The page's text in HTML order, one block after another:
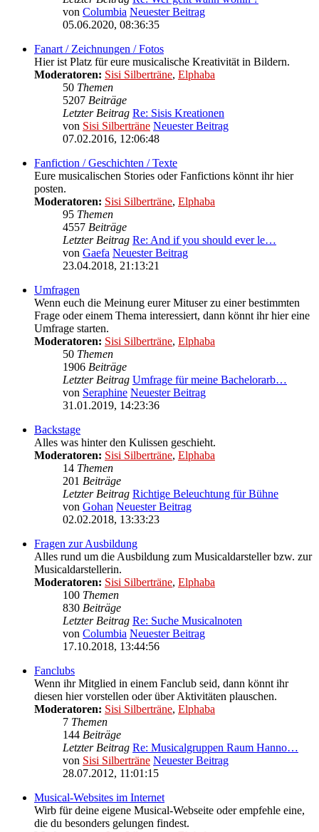
von Columbia Neuester Beitrag
05.06.2020, 08:36:35
Fanart / Zeichnungen / Fotos
Hier ist Platz für eure musicalische Kreativität in Bildern.
Moderatoren: Sisi Silberträne, Elphaba
50 Themen
5207 Beiträge
Letzter Beitrag Re: Sisis Kreationen
von Sisi Silberträne Neuester Beitrag
07.02.2016, 12:06:48
Fanfiction / Geschichten / Texte
Eure musicalischen Stories oder Fanfictions könnt ihr hier
posten.
Moderatoren: Sisi Silberträne, Elphaba
95 Themen
4557 Beiträge
Letzter Beitrag Re: And if you should ever le…
von Gaefa Neuester Beitrag
23.04.2018, 21:13:21
Umfragen
Wenn euch die Meinung eurer Mituser zu einer bestimmten
Frage oder einem Thema interessiert, dann könnt ihr hier eine
Umfrage starten.
Moderatoren: Sisi Silberträne, Elphaba
50 Themen
1906 Beiträge
Letzter Beitrag Umfrage für meine Bachelorarb…
von Seraphine Neuester Beitrag
31.01.2019, 14:23:36
Backstage
Alles was hinter den Kulissen geschieht.
Moderatoren: Sisi Silberträne, Elphaba
14 Themen
201 Beiträge
Letzter Beitrag Richtige Beleuchtung für Bühne
von Gohan Neuester Beitrag
02.02.2018, 13:33:23
Fragen zur Ausbildung
Alles rund um die Ausbildung zum Musicaldarsteller bzw. zur
Musicaldarstellerin.
Moderatoren: Sisi Silberträne, Elphaba
100 Themen
830 Beiträge
Letzter Beitrag Re: Suche Musicalnoten
von Columbia Neuester Beitrag
17.10.2018, 13:44:56
Fanclubs
Wenn ihr Mitglied in einem Fanclub seid, dann könnt ihr
diesen hier vorstellen oder über Aktivitäten plauschen.
Moderatoren: Sisi Silberträne, Elphaba
7 Themen
144 Beiträge
Letzter Beitrag Re: Musicalgruppen Raum Hanno…
von Sisi Silberträne Neuester Beitrag
28.07.2012, 11:01:15
Musical-Websites im Internet
Wirb für deine eigene Musical-Webseite oder empfehle eine,
die du besonders gelungen findest.